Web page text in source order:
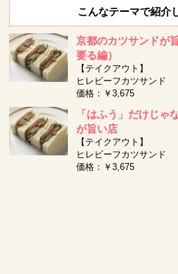
こんなテーマで紹介
京都のカツサンドが
要る編）
【テイクアウト】
ヒレビーフカツサンド
価格：￥3,675
「はふう」だけじゃ
が旨い店
【テイクアウト】
ヒレビーフカツサンド
価格：￥3,675